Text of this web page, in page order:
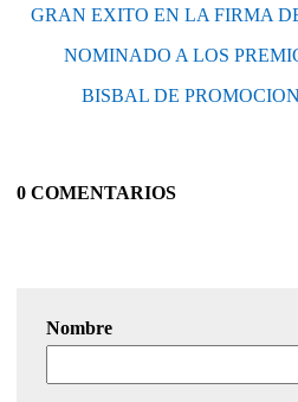
GRAN EXITO EN LA FIRMA
NOMINADO A LOS
BISBAL DE
0 COMENTARIOS
Nombre